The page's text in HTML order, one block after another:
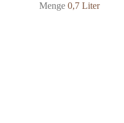
Menge0,7 Liter